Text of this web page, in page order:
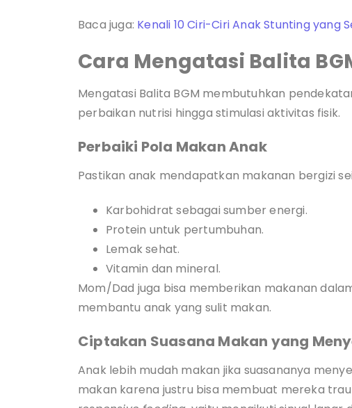
Baca juga: Kenali 10 Ciri-Ciri Anak Stunting yang
Cara Mengatasi Balita
Mengatasi Balita BGM membutuhkan
perbaikan nutrisi hingga stimulasi aktivitas fisik.
Perbaiki Pola Makan Anak
Pastikan anak mendapatkan makanan bergizi
Karbohidrat sebagai sumber energi.
Protein untuk pertumbuhan.
Lemak sehat.
Vitamin dan mineral.
Mom/Dad juga bisa memberikan makanan
membantu anak yang sulit makan.
Ciptakan Suasana Makan yang
Anak lebih mudah makan jika suasananya
makan karena justru bisa membuat mereka